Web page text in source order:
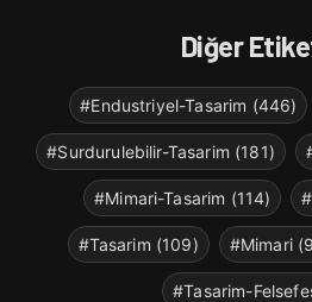
Diğer
#Endustriyel-Tasarim (446)
#Surdurulebilir-Tasarim (181)
#Mimari-Tasarim (114)
#Tasarim (109) #Mimari
#Tasarim-